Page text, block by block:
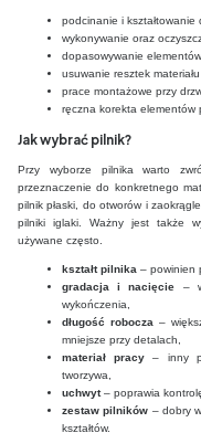
podcinanie i kształtowanie
wykonywanie oraz
dopasowywanie
usuwanie resztek
prace montażowe przy
ręczna korekta elementów
Jak wybrać pilnik?
Przy wyborze pilnika warto
przeznaczenie do konkretnego
pilnik płaski, do otworów i
pilniki iglaki. Ważny jest także
używane często.
kształt pilnika – powinien
gradacja i nacięcie –
wykończenia,
długość robocza –
mniejsze przy detalach,
materiał pracy – inny
tworzywa,
uchwyt– poprawia
zestaw pilników – dobry
kształtów.